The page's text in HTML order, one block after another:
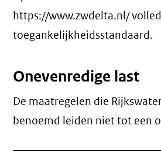
https://www.zwdelta.nl/
toegankelijkheidsstandaard.
Onevenredige last
De maatregelen die
benoemd leiden niet tot een